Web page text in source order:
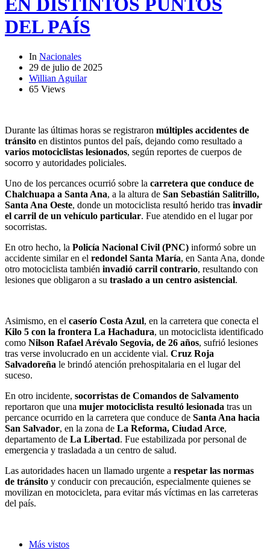
EN DISTINTOS PUNTOS
DEL PAÍS
In Nacionales
29 de julio de 2025
Willian Aguilar
65 Views
Durante las últimas horas se registraron múltiples accidentes de
tránsito en distintos puntos del país, dejando como resultado a
varios motociclistas lesionados, según reportes de cuerpos de
socorro y autoridades policiales.
Uno de los percances ocurrió sobre la carretera que conduce de
Chalchuapa a Santa Ana, a la altura de San Sebastián Salitrillo,
Santa Ana Oeste, donde un motociclista resultó herido tras invadir
el carril de un vehículo particular. Fue atendido en el lugar por
socorristas.
En otro hecho, la Policía Nacional Civil (PNC) informó sobre un
accidente similar en el redondel Santa María, en Santa Ana, donde
otro motociclista también invadió carril contrario, resultando con
lesiones que obligaron a su traslado a un centro asistencial.
Asimismo, en el caserío Costa Azul, en la carretera que conecta el
Kilo 5 con la frontera La Hachadura, un motociclista identificado
como Nilson Rafael Arévalo Segovia, de 26 años, sufrió lesiones
tras verse involucrado en un accidente vial. Cruz Roja
Salvadoreña le brindó atención prehospitalaria en el lugar del
suceso.
En otro incidente, socorristas de Comandos de Salvamento
reportaron que una mujer motociclista resultó lesionada tras un
percance ocurrido en la carretera que conduce de Santa Ana hacia
San Salvador, en la zona de La Reforma, Ciudad Arce,
departamento de La Libertad. Fue estabilizada por personal de
emergencia y trasladada a un centro de salud.
Las autoridades hacen un llamado urgente a respetar las normas
de tránsito y conducir con precaución, especialmente quienes se
movilizan en motocicleta, para evitar más víctimas en las carreteras
del país.
Más vistos